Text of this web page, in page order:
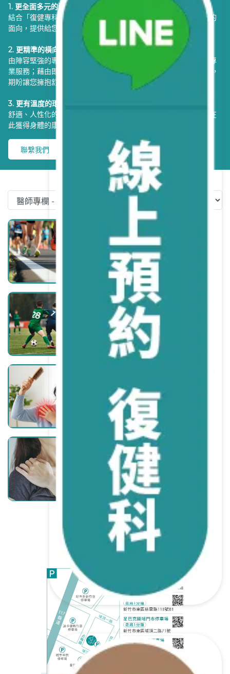
1. 更全面多元的治療面向
結合「復健專科」及「牙科」兩大專業領域。盼透過更全面多元的
面向，提供給您更專業完善的醫療服務，成就精彩生活。
2. 更精準的橫向溝通與評估
由陣容堅強的專業主治醫師群組成，提供復健專科及全科牙醫的專
業服務；藉由即時便利的檢查、 診斷，配合專業團隊的治療計畫，
期盼讓您擁抱舒適健康的生活品質。
3. 更有溫度的環境及服務
舒適、人性化的寬敞診療環境，投注更多關懷與同理心，期待您在
此獲得身體的康復，更能感受到身心靈的放鬆。
聯繫我們
原因、預防與恢復一次搞懂！
繼續閱讀
足球運動常見傷害總整理：從膝蓋到
腳踝，如何避免與處理？
繼續閱讀
繼續閱讀
【2026 一篇搞懂】背部肌肉拉傷：
原因症狀、治療復健、舒緩運動，一
篇讀懂｜鄭惟仁醫師
繼續閱讀
查看更多